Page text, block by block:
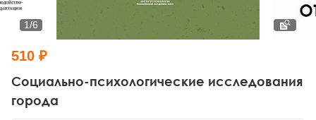
Тревожные расстройства, панические атаки
Психодрама
Другие направления психотерапии
Классический, эриксоновский гипноз и НЛП
Психология труда и эргономика
Социальная психология
Социальная и организационная психология
Классический и юнгианский психоанализ
Социально-психологические исследования
города
1/6
510 ₽